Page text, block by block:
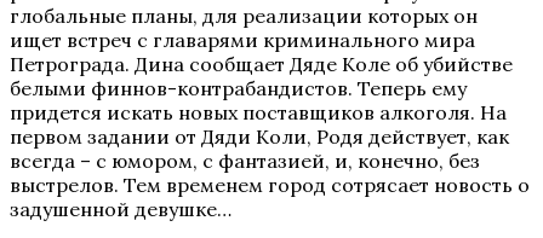
глобальные планы, для реализации которых он
ищет встреч с главарями криминального мира
Петрограда. Дина сообщает Дяде Коле об убийстве
белыми финнов-контрабандистов. Теперь ему
придется искать новых поставщиков алкоголя. На
первом задании от Дяди Коли, Родя действует, как
всегда – с юмором, с фантазией, и, конечно, без
выстрелов. Тем временем город сотрясает новость о
задушенной девушке…